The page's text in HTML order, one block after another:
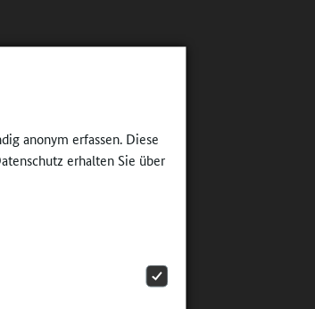
anonym erfassen. Diese
erhalten Sie über